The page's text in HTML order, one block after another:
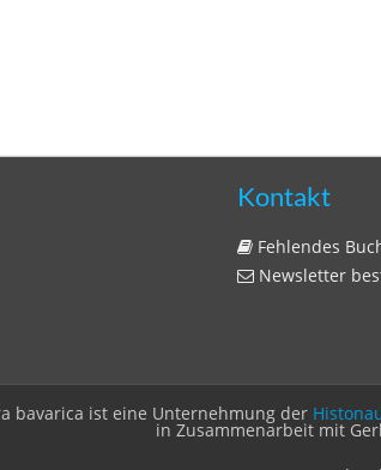
Kontakt
Fehlendes
Newsletter
bavarica ist eine Unternehmung der
in Zusammenarbeit mit